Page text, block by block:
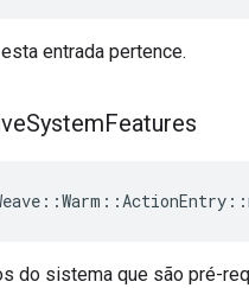
entrada pertence.
SystemFeatures
do sistema que são pré-